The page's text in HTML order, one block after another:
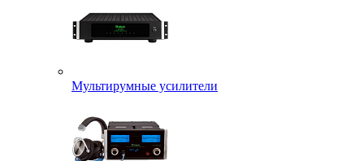
Мультирумные усилители